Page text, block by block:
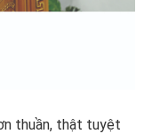
thuần, thật tuyệt